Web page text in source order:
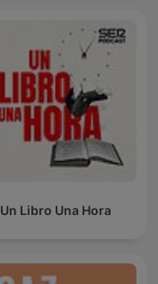
Un Libro Una Hora